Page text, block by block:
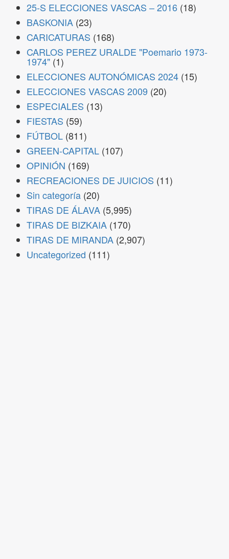
25-S ELECCIONES VASCAS – 2016 (18)
BASKONIA (23)
CARICATURAS (168)
CARLOS PEREZ URALDE "Poemario 1973-
1974" (1)
ELECCIONES AUTONÓMICAS 2024 (15)
ELECCIONES VASCAS 2009 (20)
ESPECIALES (13)
FIESTAS (59)
FÚTBOL (811)
GREEN-CAPITAL (107)
OPINIÓN (169)
RECREACIONES DE JUICIOS (11)
Sin categoría (20)
TIRAS DE ÁLAVA (5,995)
TIRAS DE BIZKAIA (170)
TIRAS DE MIRANDA (2,907)
Uncategorized (111)